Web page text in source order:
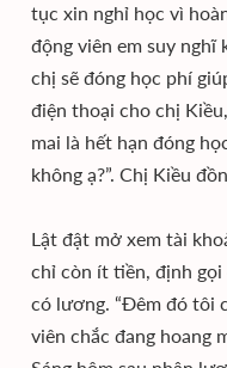
tục xin nghỉ học vì
động viên em suy nghĩ
chị sẽ đóng học phí
điện thoại cho chị
mai là hết hạn đóng
không ạ?”. Chị Kiều
Lật đật mở xem tài
chỉ còn ít tiền, định gọi
có lương. “Đêm đó tôi
viên chắc đang hoang